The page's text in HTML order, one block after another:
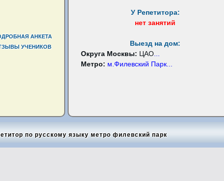
АНКЕТА
УЧЕНИКОВ
У Репетитора:
нет занятий
Выезд на дом:
Округа Москвы: ЦАО...
Метро: м.Филевский Парк...
по русскому языку метро филевский парк